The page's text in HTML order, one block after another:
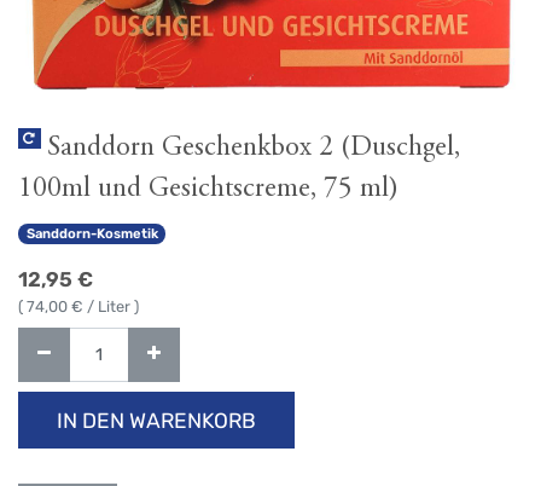
Sanddorn Geschenkbox 2 (Duschgel,
100ml und Gesichtscreme, 75 ml)
Sanddorn-Kosmetik
12,95 €
( 74,00 € / Liter )
IN DEN WARENKORB